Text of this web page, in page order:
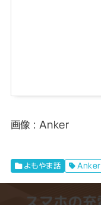
画像 : Anker
よもやま話 Anker